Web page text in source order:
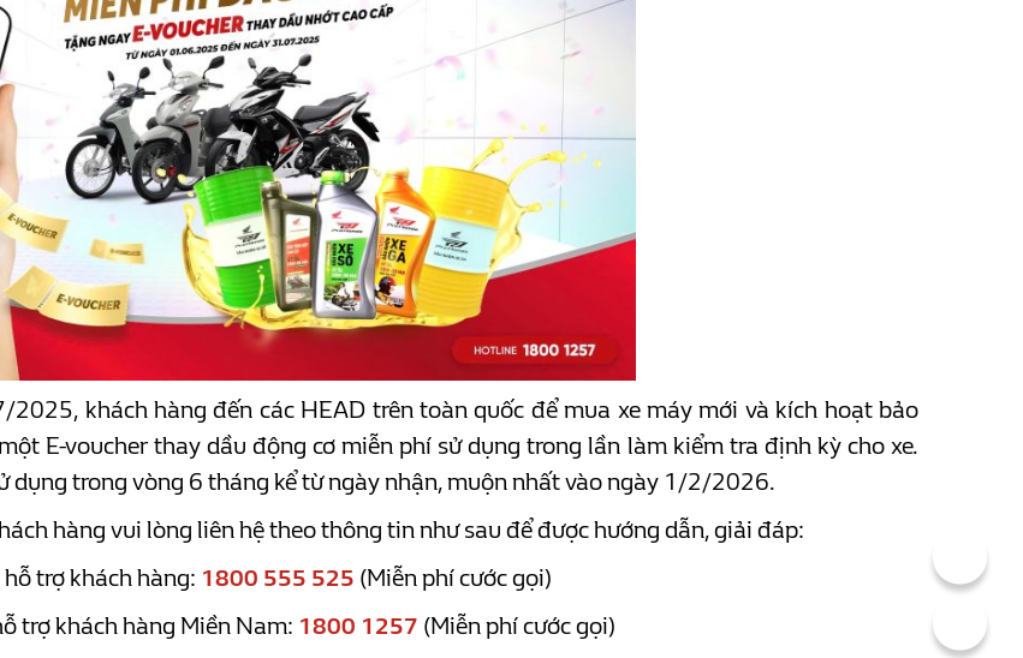
khách hàng đến các HEAD trên toàn quốc để mua xe máy mới và kích hoạt bảo
E-voucher thay dầu động cơ miễn phí sử dụng trong lần làm kiểm tra định kỳ cho xe.
dụng trong vòng 6 tháng kể từ ngày nhận, muộn nhất vào ngày 1/2/2026.
hàng vui lòng liên hệ theo thông tin như sau để được hướng dẫn, giải đáp:
trợ khách hàng: 1800 555 525 (Miễn phí cước gọi)
trợ khách hàng Miền Nam: 1800 1257 (Miễn phí cước gọi)